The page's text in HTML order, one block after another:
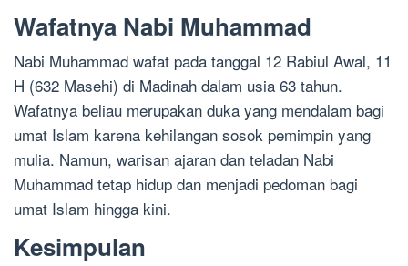
Wafatnya Nabi Muhammad
Nabi Muhammad wafat pada tanggal 12 Rabiul Awal, 11
H (632 Masehi) di Madinah dalam usia 63 tahun.
Wafatnya beliau merupakan duka yang mendalam bagi
umat Islam karena kehilangan sosok pemimpin yang
mulia. Namun, warisan ajaran dan teladan Nabi
Muhammad tetap hidup dan menjadi pedoman bagi
umat Islam hingga kini.
Kesimpulan